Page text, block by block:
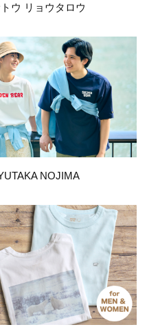
ウ リョウタロウ
NOJIMA